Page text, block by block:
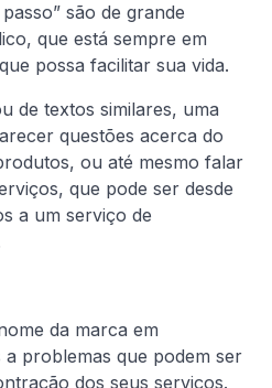
são de grande
que está sempre em
possa facilitar sua vida.
de textos similares, uma
questões acerca do
ou até mesmo falar
que pode ser desde
a um serviço de
da marca em
problemas que podem ser
dos seus serviços.